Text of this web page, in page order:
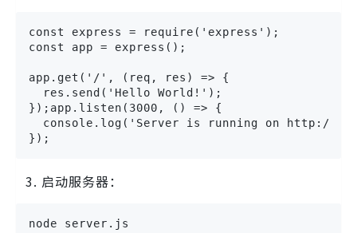
const express = require('express');
const app = express();
app.get('/', (req, res) => {
  res.send('Hello World!');
});app.listen(3000, () => {
console.log('Server is running on http://
});
启动服务器：
node server.js